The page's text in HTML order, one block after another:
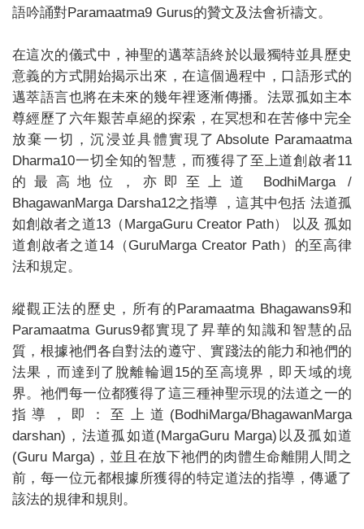
語吟誦對Paramaatma9 Gurus的贊文及法會祈禱文。
在這次的儀式中，神聖的邁萃語終於以最獨特並具歷史
意義的方式開始揭示出來，在這個過程中，口語形式的
邁萃語言也將在未來的幾年裡逐漸傳播。法眾孤如主本
尊經歷了六年艱苦卓絕的探索，在冥想和在苦修中完全
放棄一切，沉浸並具體實現了Absolute Paramaatma
Dharma10一切全知的智慧，而獲得了至上道創啟者11
的最高地位，亦即至上道 BodhiMarga /
BhagawanMarga Darsha12之指導 ，這其中包括 法道孤
如創啟者之道13（MargaGuru Creator Path） 以及 孤如
道創啟者之道14（GuruMarga Creator Path）的至高律
法和規定。
縱觀正法的歷史，所有的Paramaatma Bhagawans9和
Paramaatma Gurus9都實現了昇華的知識和智慧的品
質，根據祂們各自對法的遵守、實踐法的能力和祂們的
法果，而達到了脫離輪迴15的至高境界，即天域的境
界。祂們每一位都獲得了這三種神聖示現的法道之一的
指導，即：至上道(BodhiMarga/BhagawanMarga
darshan)，法道孤如道(MargaGuru Marga)以及孤如道
(Guru Marga)，並且在放下祂們的肉體生命離開人間之
前，每一位元都根據所獲得的特定道法的指導，傳遞了
該法的規律和規則。